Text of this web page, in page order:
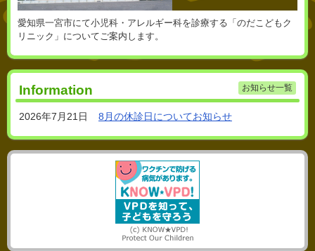
愛知県一宮市にて小児科・アレルギー科を診療する「のだこどもク
リニック」についてご案内します。
Information
2026年7月21日 8月の休診日についてお知らせ
お知らせ一覧